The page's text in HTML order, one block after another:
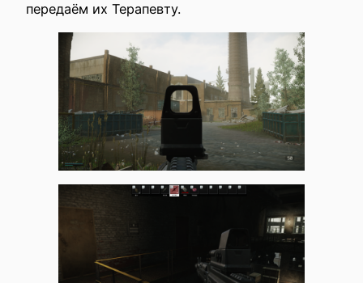
передаём их Терапевту.